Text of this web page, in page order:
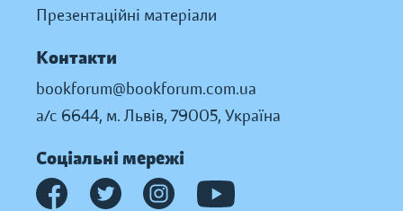
Презентаційні матеріали
Контакти
bookforum@bookforum.com.ua
а/с 6644, м. Львів, 79005, Україна
Соціальні мережі